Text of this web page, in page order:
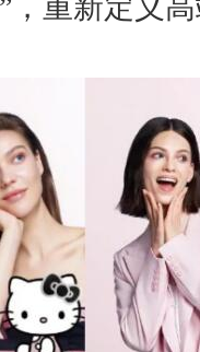
，重新定义